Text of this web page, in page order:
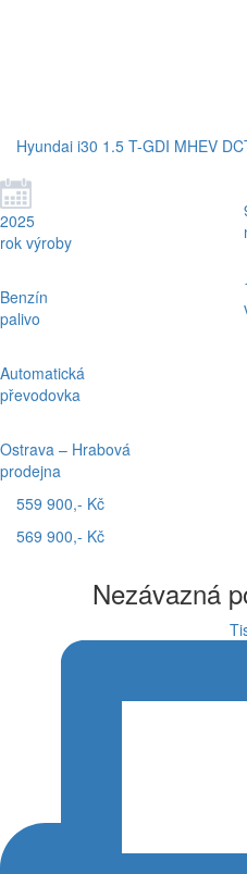
Hyundai i30 1.5 T-GDI MHEV
2025
rok výroby
Benzín
palivo
Automatická
převodovka
Ostrava – Hrabová
prodejna
559 900,- Kč
569 900,- Kč
Nezávazná